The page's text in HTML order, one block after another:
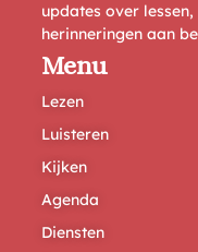
updates over
herinneringen aan
Menu
Lezen
Luisteren
Kijken
Agenda
Diensten